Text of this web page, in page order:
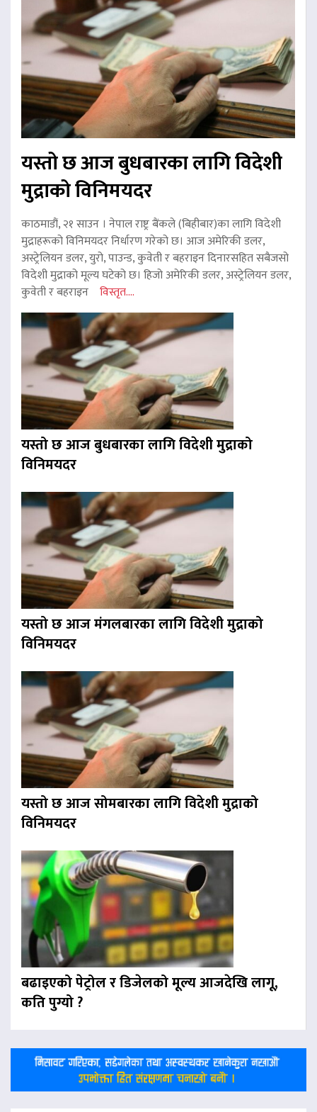
यस्तो छ आज बुधबारका लागि विदेशी
मुद्राको विनिमयदर
काठमाडौं, २१ साउन । नेपाल राष्ट्र बैंकले (बिहीबार)का लागि विदेशी
मुद्राहरूको विनिमयदर निर्धारण गरेको छ। आज अमेरिकी डलर,
अस्ट्रेलियन डलर, युरो, पाउन्ड, कुवेती र बहराइन दिनारसहित सबैजसो
विदेशी मुद्राको मूल्य घटेको छ। हिजो अमेरिकी डलर, अस्ट्रेलियन डलर,
कुवेती र बहराइन विस्तृत....
यस्तो छ आज बुधबारका लागि विदेशी मुद्राको
विनिमयदर
यस्तो छ आज मंगलबारका लागि विदेशी मुद्राको
विनिमयदर
यस्तो छ आज सोमबारका लागि विदेशी मुद्राको
विनिमयदर
बढाइएको पेट्रोल र डिजेलको मूल्य आजदेखि लागू,
कति पुग्यो ?